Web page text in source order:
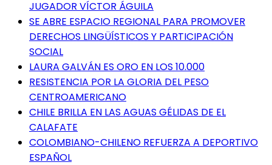
JUGADOR VÍCTOR ÁGUILA
SE ABRE ESPACIO REGIONAL PARA PROMOVER
DERECHOS LINGÜÍSTICOS Y PARTICIPACIÓN
SOCIAL
LAURA GALVÁN ES ORO EN LOS 10.000
RESISTENCIA POR LA GLORIA DEL PESO
CENTROAMERICANO
CHILE BRILLA EN LAS AGUAS GÉLIDAS DE EL
CALAFATE
COLOMBIANO-CHILENO REFUERZA A DEPORTIVO
ESPAÑOL